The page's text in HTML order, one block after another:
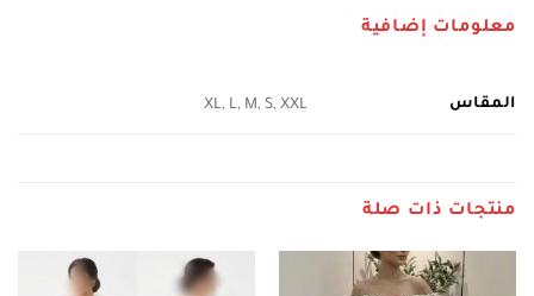
معلومات إضافية
المقاس XL, L, M, S, XXL
منتجات ذات صلة